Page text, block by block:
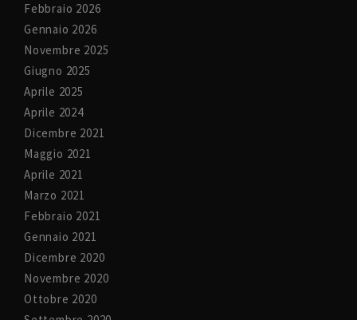
Febbraio 2026
Gennaio 2026
Novembre 2025
Giugno 2025
Aprile 2025
Aprile 2024
Dicembre 2021
Maggio 2021
Aprile 2021
Marzo 2021
Febbraio 2021
Gennaio 2021
Dicembre 2020
Novembre 2020
Ottobre 2020